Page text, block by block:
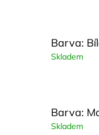
Barva:
Skladem
Barva:
Skladem